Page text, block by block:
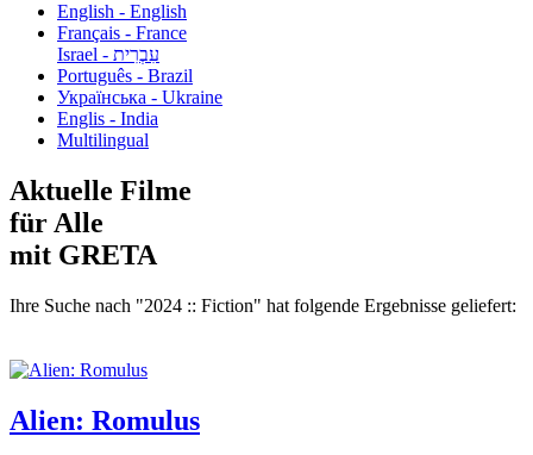
English - English
Français - France
עִבְרִית - Israel
Português - Brazil
Українська - Ukraine
Englis - India
Multilingual
Aktuelle Filme
für Alle
mit GRETA
Ihre Suche nach "2024 :: Fiction" hat folgende Ergebnisse geliefert:
Alien: Romulus